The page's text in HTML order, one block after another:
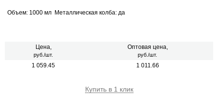
Объем: 1000 мл Металлическая колба: да
Цена,
руб./шт.
Оптовая цена,
руб./шт.
1 059.45 1 011.66
Купить в 1 клик